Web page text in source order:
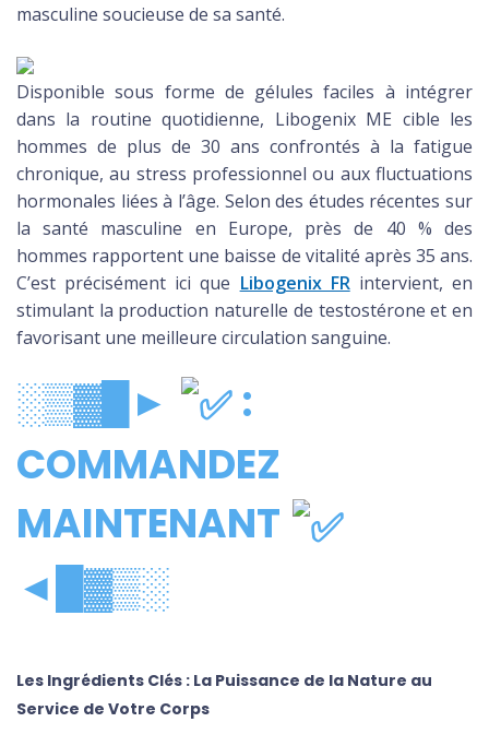
masculine soucieuse de sa santé.
Disponible sous forme de gélules faciles à intégrer
dans la routine quotidienne, Libogenix ME cible les
hommes de plus de 30 ans confrontés à la fatigue
chronique, au stress professionnel ou aux fluctuations
hormonales liées à l’âge. Selon des études récentes sur
la santé masculine en Europe, près de 40 % des
hommes rapportent une baisse de vitalité après 35 ans.
C’est précisément ici que Libogenix FRintervient, en
stimulant la production naturelle de testostérone et en
favorisant une meilleure circulation sanguine.
░▒▓█►
:
COMMANDEZ
MAINTENANT
◄█▓▒░
Les Ingrédients Clés : La Puissance de la Nature au
Service de Votre Corps